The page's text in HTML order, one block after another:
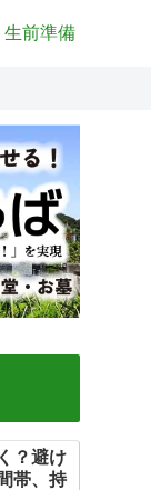
生前準備
？避け
帯、持